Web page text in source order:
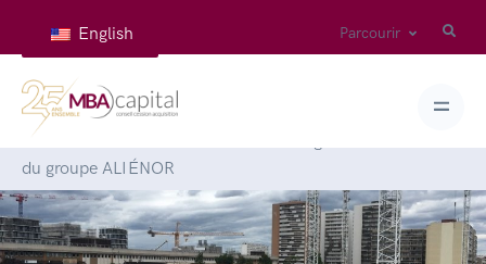
English Parcourir
Accueil
du groupe ALIÉNOR